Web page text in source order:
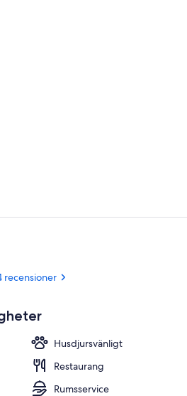
Martian Tent | Sängkläder
recensioner
Husdjursvänligt
Restaurang
Rumsservice